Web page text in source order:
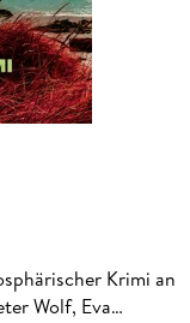
Krimi an
Wolf, Eva